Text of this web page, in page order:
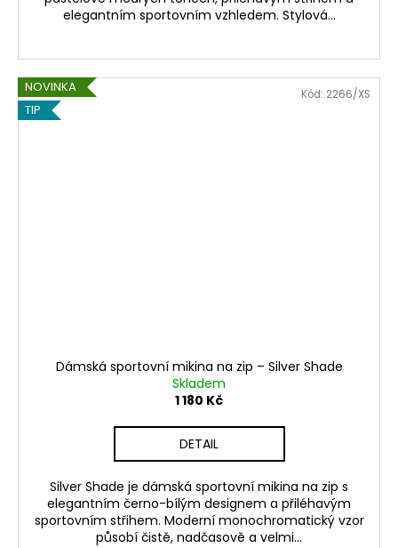
elegantním sportovním vzhledem. Stylová...
NOVINKA
TIP
Dámská sportovní mikina na zip – Silver Shade
Skladem
1 180 Kč
DETAIL
Silver Shade je dámská sportovní mikina na zip s
elegantním černo-bílým designem a přiléhavým
sportovním střihem. Moderní monochromatický vzor
působí čistě, nadčasově a velmi...
Kód: 2266/XS